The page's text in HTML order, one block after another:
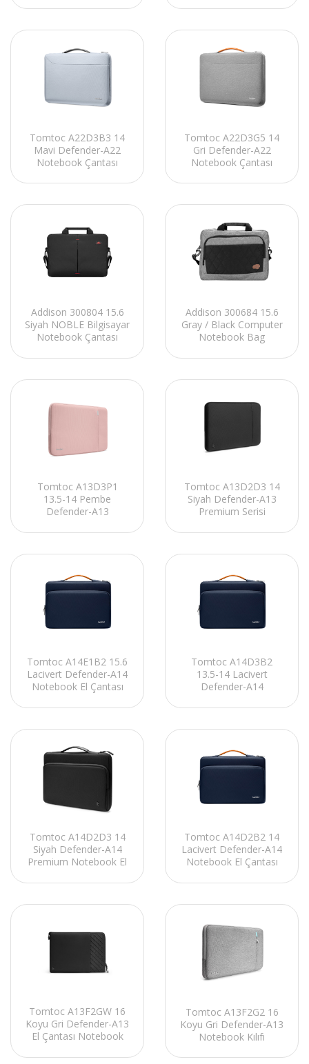
Tomtoc A22D3B3 14
Mavi Defender-A22
Notebook Çantası
Tomtoc A22D3G5 14
Gri Defender-A22
Notebook Çantası
Addison 300804 15.6
Siyah NOBLE Bilgisayar
Notebook Çantası
Addison 300684 15.6
Gray / Black Computer
Notebook Bag
Tomtoc A13D3P1
13.5-14 Pembe
Defender-A13
Tomtoc A13D2D3 14
Siyah Defender-A13
Premium Serisi
Tomtoc A14E1B2 15.6
Lacivert Defender-A14
Notebook El Çantası
Tomtoc A14D3B2
13.5-14 Lacivert
Defender-A14
Tomtoc A14D2D3 14
Siyah Defender-A14
Premium Notebook El
Tomtoc A14D2B2 14
Lacivert Defender-A14
Notebook El Çantası
Tomtoc A13F2GW 16
Koyu Gri Defender-A13
El Çantası Notebook
Tomtoc A13F2G2 16
Koyu Gri Defender-A13
Notebook Kılıfı